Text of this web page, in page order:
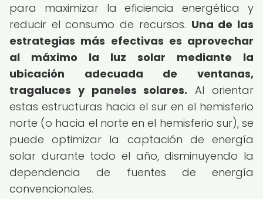
para maximizar la eficiencia energética y
reducir el consumo de recursos. Una de las
estrategias más efectivas es aprovechar
al máximo la luz solar mediante la
ubicación adecuada de ventanas,
tragaluces y paneles solares. Al orientar
estas estructuras hacia el sur en el hemisferio
norte (o hacia el norte en el hemisferio sur), se
puede optimizar la captación de energía
solar durante todo el año, disminuyendo la
dependencia de fuentes de energía
convencionales.